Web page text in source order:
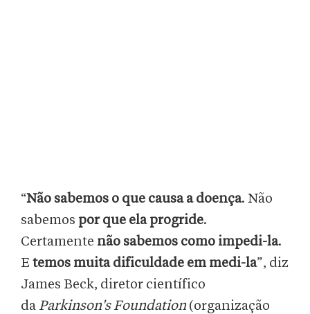
“Não sabemos o que causa a doença. Não
sabemos por que ela progride.
Certamente não sabemos como impedi-la.
E temos muita dificuldade em medi-la”, diz
James Beck, diretor científico
daParkinson's Foundation(organização